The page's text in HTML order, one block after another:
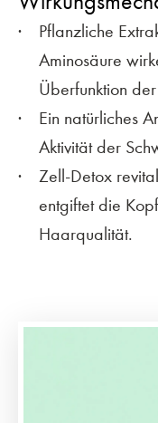
Pflanzliche
Aminosäure
Überfunktion
Ein natürliches
Aktivität der
Zell-Detox
entgiftet die
Haarqualität.